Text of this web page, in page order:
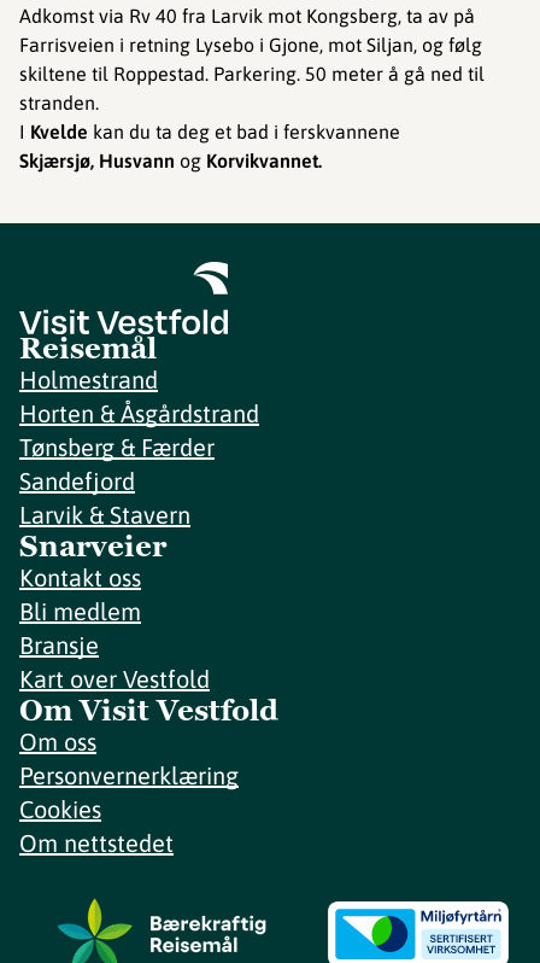
Adkomst via Rv 40 fra Larvik mot Kongsberg, ta av på
Farrisveien i retning Lysebo i Gjone, mot Siljan, og følg
skiltene til Roppestad. Parkering. 50 meter å gå ned til
stranden.
I Kvelde kan du ta deg et bad i ferskvannene
Skjærsjø, Husvann og Korvikvannet.
Reisemål
Holmestrand
Horten & Åsgårdstrand
Tønsberg & Færder
Sandefjord
Larvik & Stavern
Snarveier
Kontakt oss
Bli medlem
Bransje
Kart over Vestfold
Om Visit Vestfold
Om oss
Personvernerklæring
Cookies
Om nettstedet